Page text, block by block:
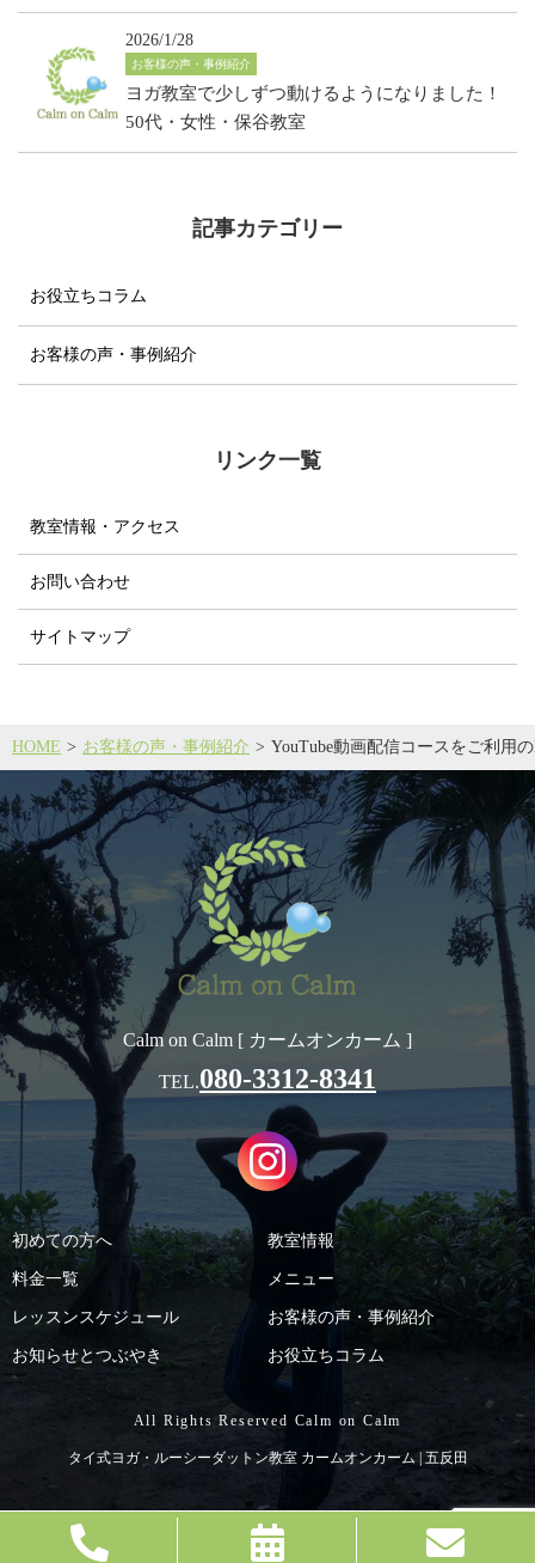
HOME お客様の声・事例紹介 YouTube動画配信コースをご利用
2026/1/28
お客様の声・事例紹介
ヨガ教室で少しずつ動けるようになりました！
50代・女性・保谷教室
記事カテゴリー
お役立ちコラム
お客様の声・事例紹介
リンク一覧
教室情報・アクセス
お問い合わせ
サイトマップ
Calm on Calm [ カームオンカーム ]
TEL.080-3312-8341
初めての方へ 教室情報
料金一覧 メニュー
レッスンスケジュール お客様の声・事例紹介
お知らせとつぶやき お役立ちコラム
All Rights Reserved Calm on Calm
タイ式ヨガ・ルーシーダットン教室 カームオンカーム | 五反田